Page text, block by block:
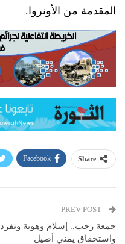
المقدمة من الأونروا.
Share
Facebook
جمعة رجب.. إسلام وهوية وتفرد
واستحقاق يمني أصيل